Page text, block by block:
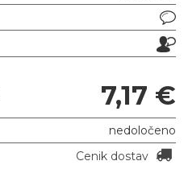
7,17 €
nedoločeno
Cenik dostav